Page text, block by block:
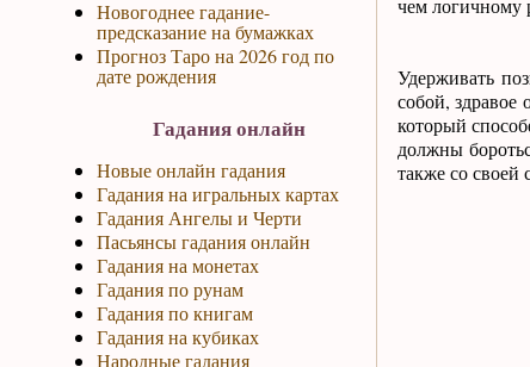
Новогоднее гадание-
предсказание на бумажках
Прогноз Таро на 2026 год по
дате рождения
Гадания онлайн
Новые онлайн гадания
Гадания на игральных картах
Гадания Ангелы и Черти
Пасьянсы гадания онлайн
Гадания на монетах
Гадания по рунам
Гадания по книгам
Гадания на кубиках
Народные гадания
чем логичному
Удерживать
собой, здравое
который
должны
также со своей